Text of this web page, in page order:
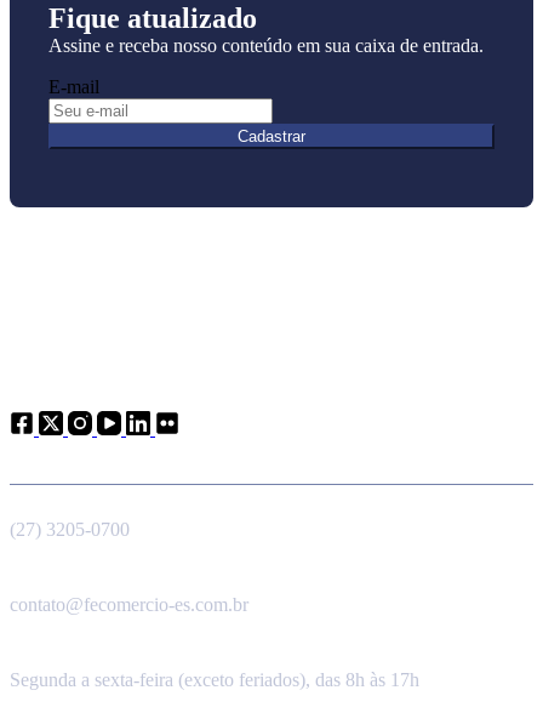
Fique atualizado
Assine e receba nosso conteúdo em sua caixa de entrada.
E-mail
Cadastrar
(27) 3205-0700
contato@fecomercio-es.com.br
Segunda a sexta-feira (exceto feriados), das 8h às 17h